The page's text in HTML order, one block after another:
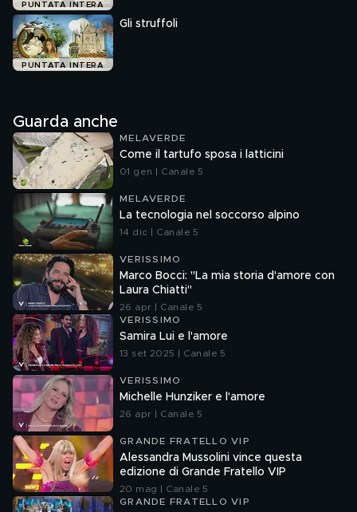
PUNTATA INTERA
PUNTATA INTERA
Gli struffoli
Guarda anche
MELAVERDE
Come il tartufo sposa i latticini
01 gen | Canale 5
MELAVERDE
La tecnologia nel soccorso alpino
14 dic | Canale 5
VERISSIMO
Marco Bocci: "La mia storia d'amore con
Laura Chiatti"
26 apr | Canale 5
VERISSIMO
Samira Lui e l'amore
13 set 2025 | Canale 5
VERISSIMO
Michelle Hunziker e l'amore
26 apr | Canale 5
GRANDE FRATELLO VIP
Alessandra Mussolini vince questa
edizione di Grande Fratello VIP
20 mag | Canale 5
GRANDE FRATELLO VIP